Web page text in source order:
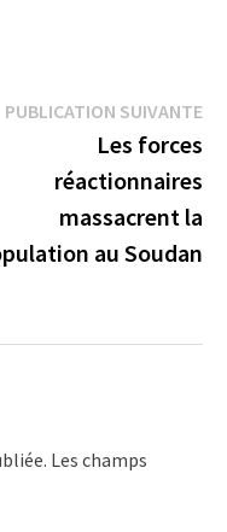
:
PUBLICATION SUIVANTE
Les forces
réactionnaires
massacrent la
au Soudan
Les champs